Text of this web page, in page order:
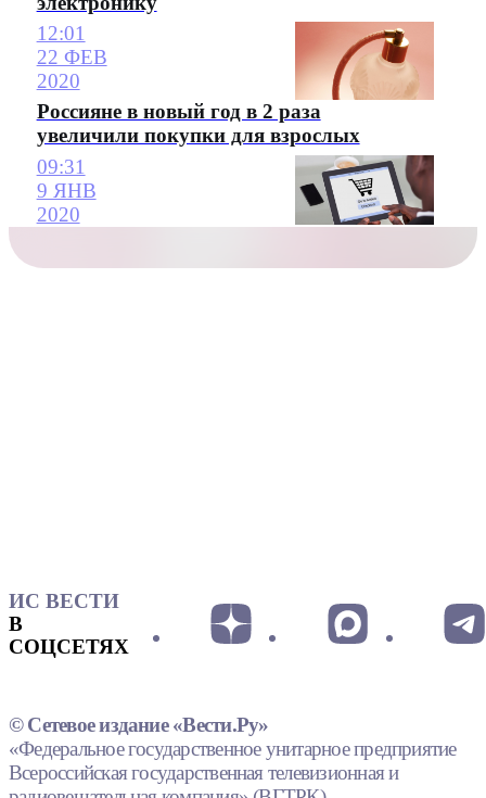
12:01
22 ФЕВ
2020
Россияне в новый год в 2 раза
увеличили покупки для взрослых
09:31
9 ЯНВ
2020
ИС ВЕСТИ
В
СОЦСЕТЯХ
© Сетевое издание «Вести.Ру»
«Федеральное государственное унитарное предприятие
Всероссийская государственная телевизионная и